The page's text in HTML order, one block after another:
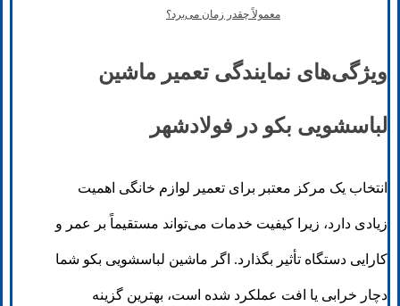
معمولاً چقدر زمان می‌برد؟
ویژگی‌های نمایندگی تعمیر ماشین
لباسشویی بکو در فولادشهر
انتخاب یک مرکز معتبر برای تعمیر لوازم خانگی اهمیت
زیادی دارد، زیرا کیفیت خدمات می‌تواند مستقیماً بر عمر و
کارایی دستگاه تأثیر بگذارد. اگر ماشین لباسشویی بکو شما
دچار خرابی یا افت عملکرد شده است، بهترین گزینه